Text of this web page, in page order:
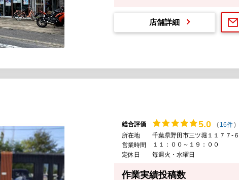
店舗詳細
総合評価 5.0 ( 16件)
所在地
千葉県野田市三ツ堀１１７７-６
営業時間
１１：００～１９：００
定休日
毎週火・水曜日
作業実績投稿数